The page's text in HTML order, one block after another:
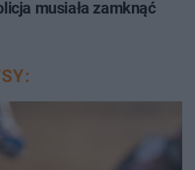
musiała zamknąć